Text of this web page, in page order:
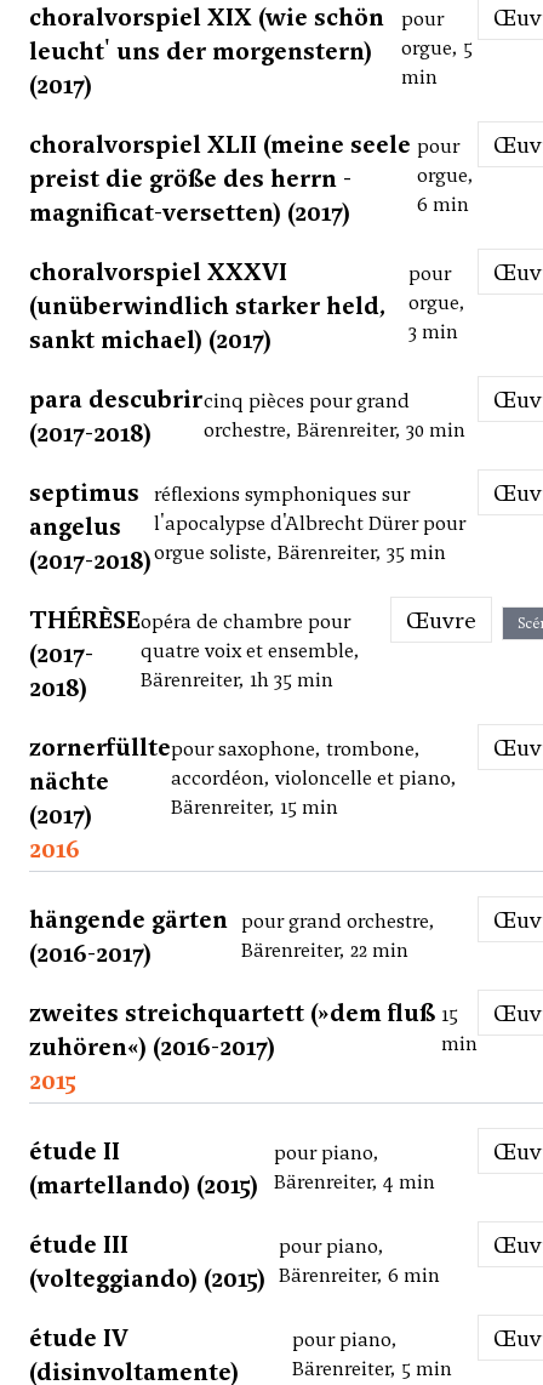
choralvorspiel XIX (wie schön
leucht' uns der morgenstern)
(2017)
pour
orgue, 5
min
choralvorspiel XLII (meine seele
preist die größe des herrn -
magnificat-versetten) (2017)
pour
orgue,
6 min
choralvorspiel XXXVI
(unüberwindlich starker held,
sankt michael) (2017)
pour
orgue,
3 min
para descubrir
(2017-2018)
cinq pièces pour grand
orchestre, Bärenreiter, 30 min
septimus
angelus
(2017-2018)
réflexions symphoniques sur
l'apocalypse d'Albrecht Dürer pour
orgue soliste, Bärenreiter, 35 min
THÉRÈSE
(2017-
2018)
opéra de chambre pour
quatre voix et ensemble,
Bärenreiter, 1h 35 min
Œuvre
zornerfüllte
nächte
(2017)
pour saxophone, trombone,
accordéon, violoncelle et piano,
Bärenreiter, 15 min
2016
hängende gärten
(2016-2017)
pour grand orchestre,
Bärenreiter, 22 min
zweites streichquartett (»dem fluß
zuhören«) (2016-2017)
15
min
2015
étude II
(martellando) (2015)
pour piano,
Bärenreiter, 4 min
étude III
(volteggiando) (2015)
pour piano,
Bärenreiter, 6 min
étude IV
(disinvoltamente)
pour piano,
Bärenreiter, 5 min